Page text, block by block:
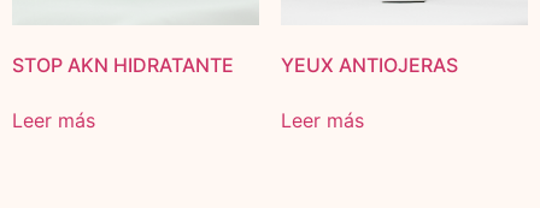
STOP AKN HIDRATANTE
Leer más
YEUX ANTIOJERAS
Leer más